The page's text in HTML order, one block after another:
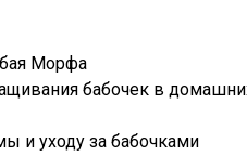
Морфа
бабочек в
и уходу за бабочками